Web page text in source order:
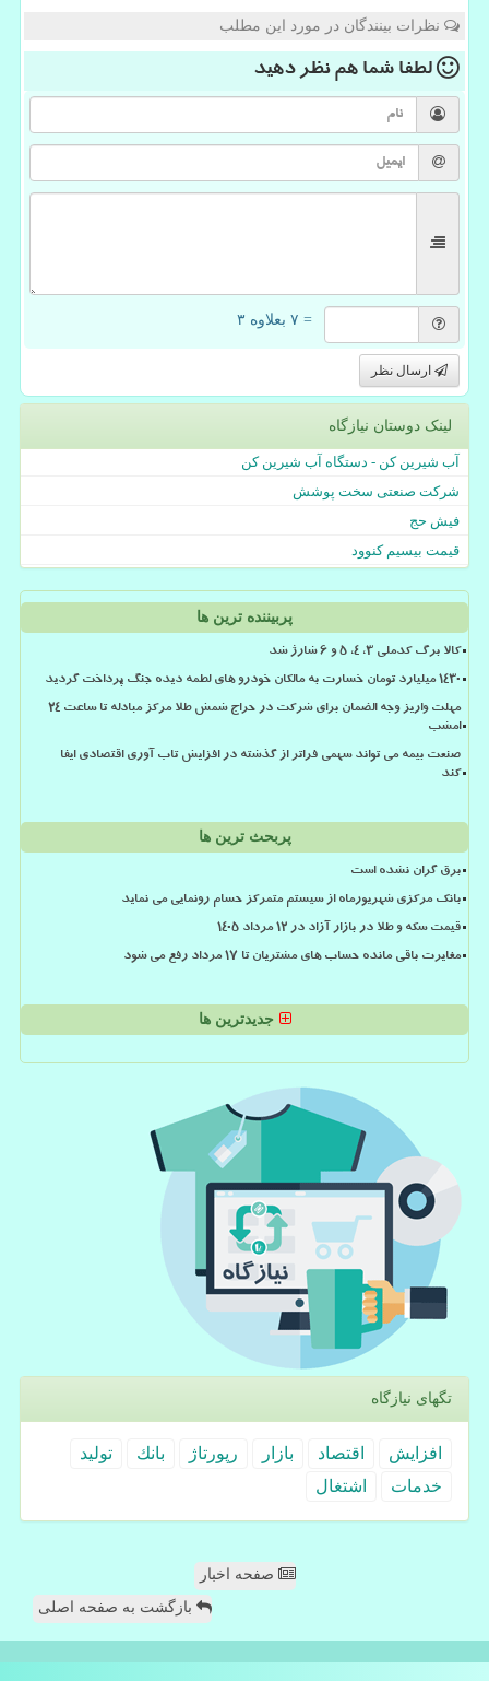
نظرات بینندگان در مورد این مطلب
لطفا شما همنظر دهید
= ۷ بعلاوه ۳
ارسال نظر
لینک دوستان نیازگاه
آب شیرین کن - دستگاه آب شیرین کن
شرکت صنعتی سخت پوشش
فیش حج
قیمت بیسیم کنوود
پربیننده ترین ها
کالا برگ کدملی 3، 4، 5 و 6 شارژ شد
۱۴۳۰ میلیارد تومان خسارت به مالکان خودرو های لطمه دیده جنگ پرداخت گردید
مهلت واریز وجه الضمان برای شرکت در حراج شمش طلا مرکز مبادله تا ساعت ۲۴
امشب
صنعت بیمه می تواند سهمی فراتر از گذشته در افزایش تاب آوری اقتصادی ایفا
کند
پربحث ترین ها
برق گران نشده است
بانک مرکزی شهریورماه از سیستم متمرکز حسام رونمایی می نماید
قیمت سکه و طلا در بازار آزاد در ۱۲ مرداد ۱۴۰۵
مغایرت باقی مانده حساب های مشتریان تا 17 مرداد رفع می شود
جدیدترین ها
تگهای نیازگاه
افزایش اقتصاد بازار رپورتاژ بانك
تولید
خدمات
اشتغال
صفحه اخبار
بازگشت به صفحه اصلی